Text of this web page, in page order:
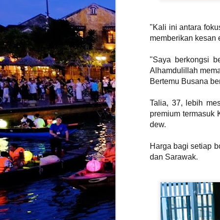
"Kali ini antara
memberikan kesan
"Saya berkongsi
Alhamdulillah
Bertemu Busana
Talia, 37, lebih
premium termasuk
dew.
Harga bagi setiap
dan Sarawak.